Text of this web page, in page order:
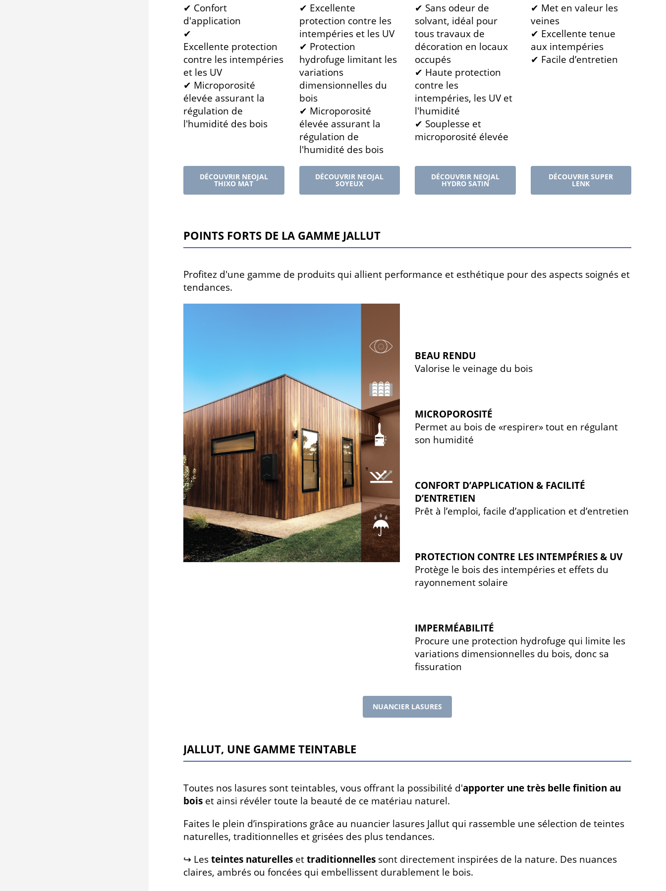
✔ Confort
d'application
✔
Excellente protection
contre les intempéries
et les UV
✔ Microporosité
élevée assurant la
régulation de
l'humidité des bois
✔ Excellente
protection contre les
intempéries et les UV
✔ Protection
hydrofuge limitant les
variations
dimensionnelles du
bois
✔ Microporosité
élevée assurant la
régulation de
l'humidité des bois
✔ Sans odeur de
solvant, idéal pour
tous travaux de
décoration en locaux
occupés
✔ Haute protection
contre les
intempéries, les UV et
l'humidité
✔ Souplesse et
microporosité élevée
✔ Met en valeur les
veines
✔ Excellente tenue
aux intempéries
✔ Facile d’entretien
DÉCOUVRIR NEOJAL
THIXO MAT
DÉCOUVRIR NEOJAL
SOYEUX
DÉCOUVRIR NEOJAL
HYDRO SATIN
DÉCOUVRIR SUPER
LENK
Points forts de la gamme Jallut
Profitez d'une gamme de produits qui allient performance et esthétique pour des aspects soignés et
tendances.
BEAU RENDU
Valorise le veinage du bois
MICROPOROSITÉ
Permet au bois de «respirer» tout en régulant
son humidité
CONFORT D’APPLICATION & FACILITÉ
D’ENTRETIEN
Prêt à l’emploi, facile d’application et d’entretien
PROTECTION CONTRE LES INTEMPÉRIES & UV
Protège le bois des intempéries et effets du
rayonnement solaire
IMPERMÉABILITÉ
Procure une protection hydrofuge qui limite les
variations dimensionnelles du bois, donc sa
fissuration
NUANCIER LASURES
Jallut, une gamme teintable
Toutes nos lasures sont teintables, vous offrant la possibilité d'apporter une très belle finition au
bois et ainsi révéler toute la beauté de ce matériau naturel.
Faites le plein d’inspirations grâce au nuancier lasures Jallut qui rassemble une sélection de teintes
naturelles, traditionnelles et grisées des plus tendances.
↪ Lesteintes naturelles ettraditionnelles sont directement inspirées de la nature. Des nuances
claires, ambrés ou foncées qui embellissent durablement le bois.